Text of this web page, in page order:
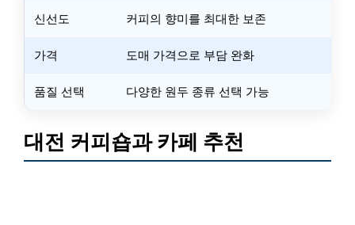
신선도 커피의 향미를 최대한 보존
가격 도매 가격으로 부담 완화
품질 선택 다양한 원두 종류 선택 가능
대전 커피숍과 카페 추천